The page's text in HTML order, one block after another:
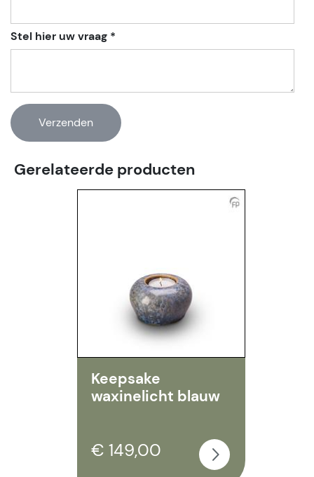
Stel hier uw vraag *
Gerelateerde producten
Keepsake
waxinelicht blauw
€ 149,00